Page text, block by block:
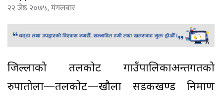
२२ जेष्ठ २०७५, मंगलबार
जिल्लाको तलकोट गाउँपालिकाअन्तर्गतको
रुपातोला—तलकोट—खौला सडकखण्ड निर्माण